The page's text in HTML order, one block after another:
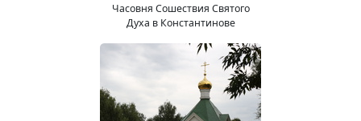
Часовня Сошествия Святого
Духа в Константинове